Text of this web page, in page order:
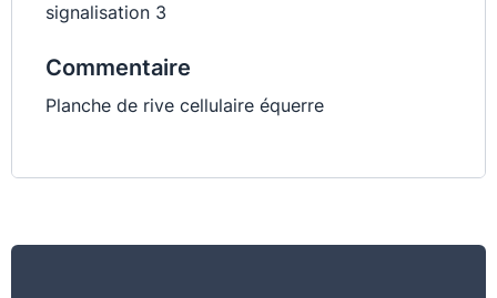
signalisation 3
Commentaire
Planche de rive cellulaire équerre